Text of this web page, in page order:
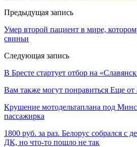
Предыдущая запись
Умер второй пациент в мире,
свиньи
Следующая запись
В Бресте стартует отбор на
Вам также могут понравиться Еще от
Крушение мотодельтаплана под
пассажирка
1800 руб. за раз. Белорус собрался с
ДК, но что-то пошло не так